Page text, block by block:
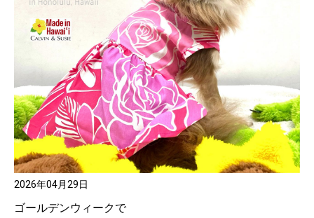
2026年04月29日
ゴールデンウィークで